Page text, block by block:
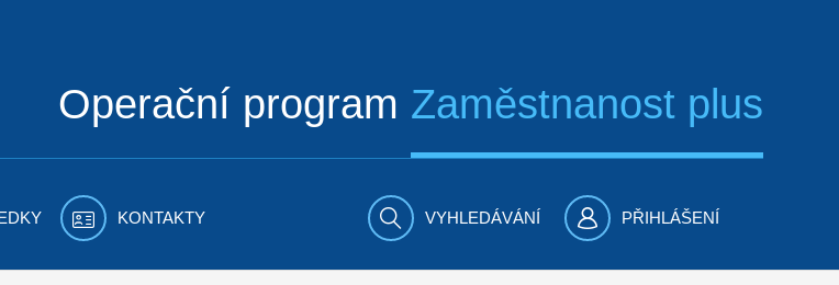
Operační program Zaměstnanost plus
KONTAKTY VYHLEDÁVÁNÍ PŘIHLÁŠENÍ